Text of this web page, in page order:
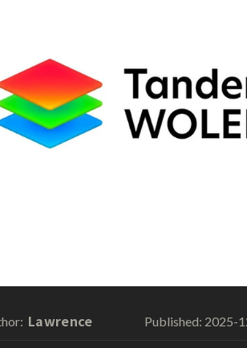
Lawrence Published: 2025-